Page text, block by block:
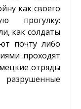
как своего
прогулку:
как солдаты
почту либо
проходят
отряды